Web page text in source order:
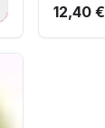
12,40 €